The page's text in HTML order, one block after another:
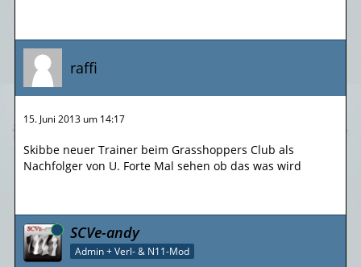
raffi
15. Juni 2013 um 14:17
Skibbe neuer Trainer beim Grasshoppers Club als
Nachfolger von U. Forte Mal sehen ob das was wird
Online SCVe-andy
Admin + Verl- & N11-Mod